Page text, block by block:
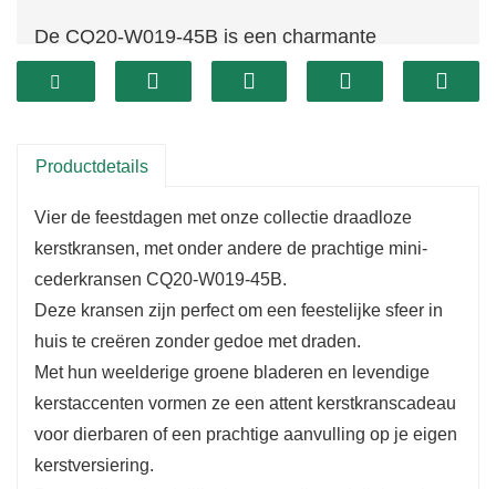
De CQ20-W019-45B is een charmante
kerstkrans, verkrijgbaar in verschillende maten
vanaf 45 cm, die een feestelijke sfeer aan uw
Versierd met weelderig groen en levendige
een ​​vrolijke sfeer te creëren.
Door hun veelzijdige formaat zijn ze ideaal om
op deuren, boven de schoorsteenmantel of als
onderdeel van een grotere kerstdecoratie te
Deze kransen zijn gemaakt van hoogwaardige
feestdagen van kunt genieten.
Productdetails
Vier de feestdagen met onze collectie draadloze
kerstkransen, met onder andere de prachtige mini-
cederkransen CQ20-W019-45B.
Deze kransen zijn perfect om een ​​feestelijke sfeer in
huis te creëren zonder gedoe met draden.
Met hun weelderige groene bladeren en levendige
kerstaccenten vormen ze een attent kerstkranscadeau
voor dierbaren of een prachtige aanvulling op je eigen
kerstversiering.